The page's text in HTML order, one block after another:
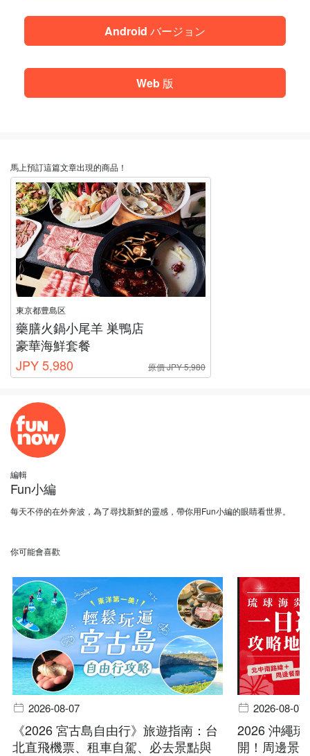
Android バージョン
Web 版
馬上預訂這篇文章出現的商品！
東京都豊島区
藥膳火鍋小尾羊 巣鴨店
豪華海鮮套餐
原價 JPY 5,980
JPY 5,980
編輯
Fun小編
每天不停的在外奔波，為了尋找新鮮的靈感，帶你用Fun小編的眼睛看世界。
你可能會喜歡
2026-08-07
《2026 宮古島自由行》旅遊指南：台
北直飛機票、租車自駕、必去景點與
2026-08-07
2026 沖繩
開！周邊景